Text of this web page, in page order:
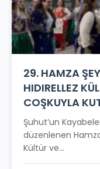
29. HAMZA
HIDIRELLEZ
COŞKUYLA
Şuhut’un
düzenlenen
Kültür ve...